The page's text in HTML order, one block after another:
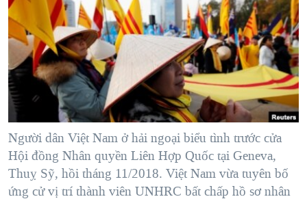
Đi
tới
"Tìm"
VẠCH TRẦN TIN GIẢ
NGƯỜI VIỆT HẢI NGOẠI
ĐỜI SỐNG
KINH TẾ
KHOA HỌC
SỨC KHOẺ
VĂN HOÁ
THỂ THAO
CHIẾN TRANH THƯƠNG MẠI CỦA MỸ: QUÁ KHỨ VÀ HIỆN
TẠI
HÀNH TRÌNH BẦU CỬ 2024
MỘT NĂM CHIẾN TRANH TẠI DẢI GAZA
GIẢI MÃ VÀNH ĐAI & CON ĐƯỜNG
TRỊNH VĨNH BÌNH - NGƯỜI HẠ 'BÊN THẮNG CUỘC'
GROUND ZERO – XƯA VÀ NAY
HỌC TIẾNG ANH
VIDEO
NGHE
MẠNG XÃ HỘI
Ngôn ngữ khác
Người dân Việt Nam ở hải ngoại biểu tình trước cửa
Hội đồng Nhân quyền Liên Hợp Quốc tại Geneva,
Thuỵ Sỹ, hồi tháng 11/2018. Việt Nam vừa tuyên bố
ứng cử vị trí thành viên UNHRC bất chấp hồ sơ nhân